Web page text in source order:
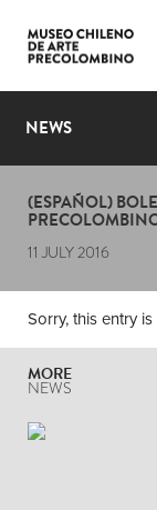
LANGUAGE
PLAN YOUR
EXHIBITIONS
COLLECTION
THE MUSEUM
NEWS
NEWS
(ESPAÑOL)
11 JULY 2016
Sorry, this entry
MORE
NEWS